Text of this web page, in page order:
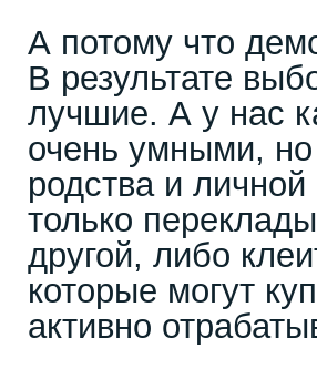
А потому что
В результате
лучшие. А у нас
очень умными,
родства и
только
другой, либо
которые могут
активно